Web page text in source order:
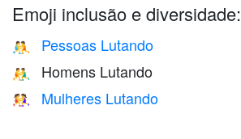
Emoji inclusão e diversidade:
🤼 Pessoas Lutando
🤼‍♂️ Homens Lutando
🤼‍♀️ Mulheres Lutando